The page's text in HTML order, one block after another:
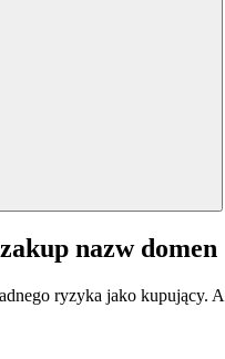
nazw domen
ryzyka jako kupujący.